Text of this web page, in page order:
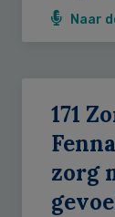
Naar
171
zorg